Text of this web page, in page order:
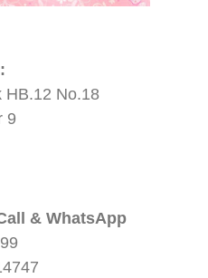
HB.12 No.18
9
& WhatsApp